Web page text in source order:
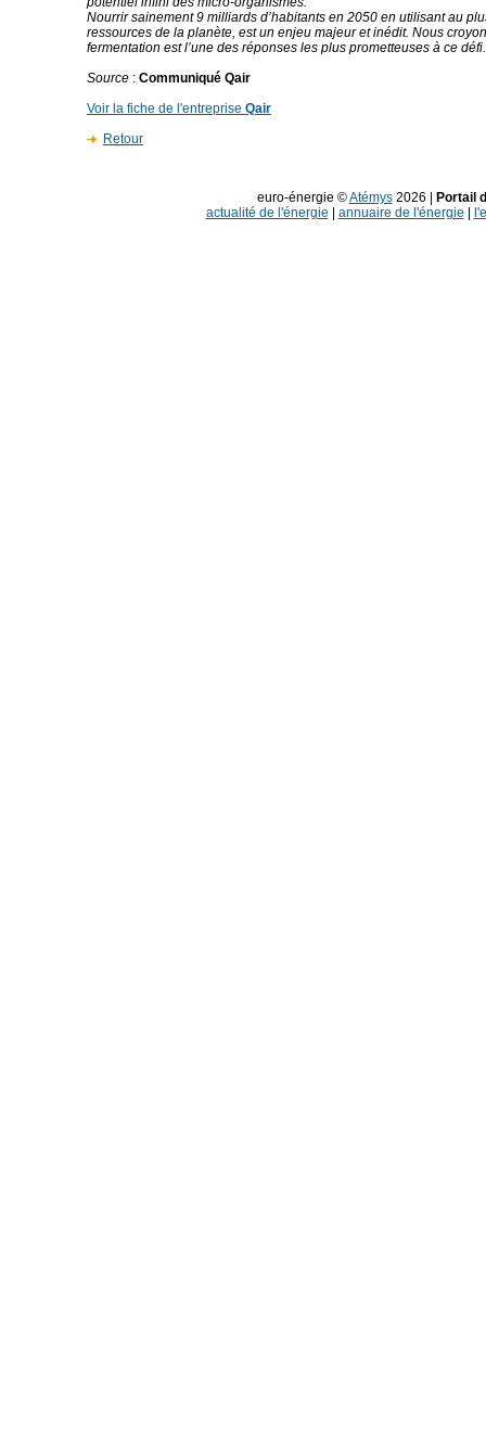
Nourrir sainement 9 milliards d’habitants en 2050 en utilisant au
ressources de la planète, est un enjeu majeur et inédit. Nous
fermentation est l’une des réponses les plus prometteuses à ce défi.
Source : Communiqué Qair
Voir la fiche de l'entreprise Qair
Retour
euro-énergie ©Atémys2026 |
Portail
actualité de l'énergie
annuaire de l'énergie